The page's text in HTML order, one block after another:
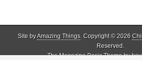
Site byAmazing Things. Copyright © 2026
Reserved.
The Magazine Basic Theme by